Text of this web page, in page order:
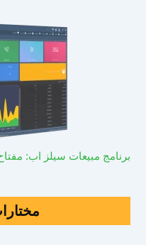
برنامج مبيعات سيلز اب: